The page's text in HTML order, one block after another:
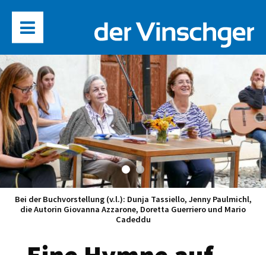
Bei der Buchvorstellung (v.l.): Dunja Tassiello, Jenny Paulmichl,
die Autorin Giovanna Azzarone, Doretta Guerriero und Mario
Cadeddu